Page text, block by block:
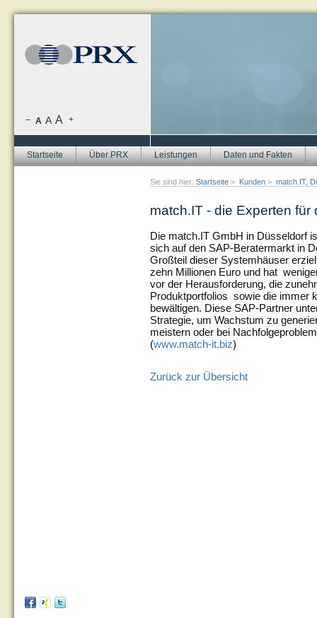
Startseite Über PRX Leistungen Daten und Fakten
Sie sind hier: Startseite > Kunden > match.IT,
match.IT - die Experten
Die match.IT GmbH in Düsseldorf
sich auf den SAP-Beratermarkt in
Großteil dieser Systemhäuser
zehn Millionen Euro und hat
vor der Herausforderung, die
Produktportfolios sowie die immer
bewältigen. Diese SAP-Partner
Strategie, um Wachstum zu
meistern oder bei
(www.match-it.biz)
Zurück zur Übersicht
– A A A +